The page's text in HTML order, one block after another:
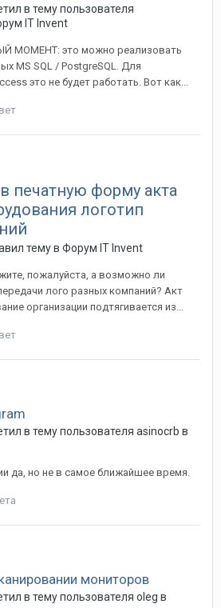
в тему пользователя
IT Invent
МОМЕНТ: это можно реализовать
MS SQL / PostgreSQL. Для
это не будет работать. Вот как...
печатную форму акта
логотип
тему в Форум IT Invent
пожалуйста, а возможно ли
лого разных компаний? Акт
организации подтягивается из...
в тему пользователя asinocrb в
да, но не в самое ближайшее время.
мониторов
в тему пользователя oleg в